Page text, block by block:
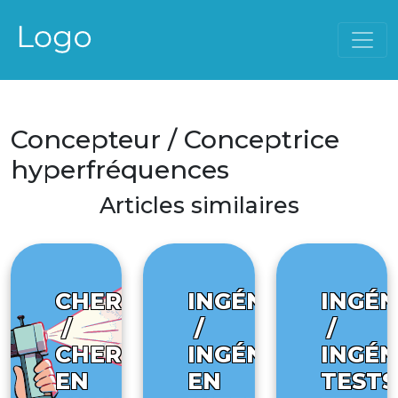
Concepteur / Conceptrice
hyperfréquences
Articles similaires
CHERCHEUR
/
CHERCHEUSE
EN
INGÉNIEUR
/
INGÉNIEURE
EN
/
TESTS